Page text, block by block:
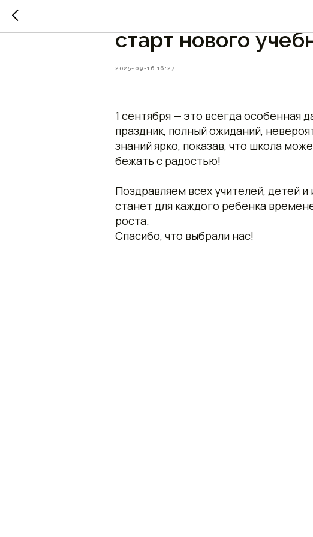
Тамбов: День
старт нового
2025-09-16 16:27
1 сентября — это всегда особенная
праздник, полный ожиданий,
знаний ярко, показав, что школа
бежать с радостью!
Поздравляем всех учителей, детей
станет для каждого ребенка
роста.
Спасибо, что выбрали нас!